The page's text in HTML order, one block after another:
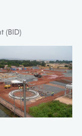
(BID)